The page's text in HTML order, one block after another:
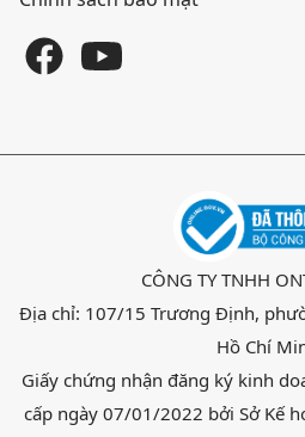
CÔNG TY TNHH
Địa chỉ: 107/15 Trương Định,
Hồ Chí
Giấy chứng nhận đăng ký kinh
cấp ngày 07/01/2022 bởi Sở Kế